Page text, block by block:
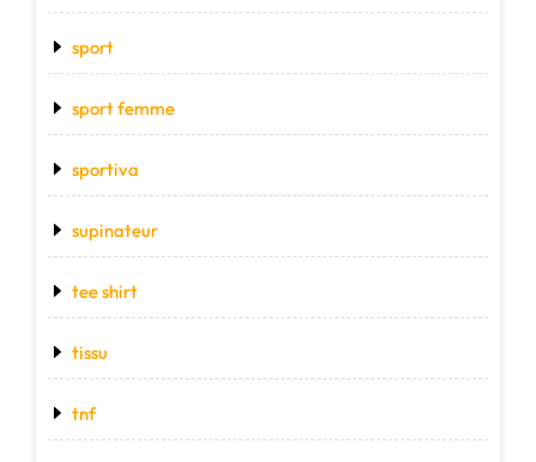
sport
sport femme
sportiva
supinateur
tee shirt
tissu
tnf